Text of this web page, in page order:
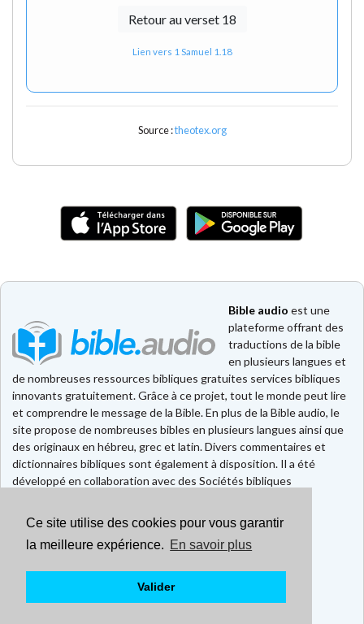
Ce site utilise des cookies pour vous garantir
la meilleure expérience. En savoir plus
Valider
Retour au verset 18
Lien vers 1 Samuel 1.18
Source :theotex.org
Bible audio est une
plateforme offrant des
traductions de la bible
en plusieurs langues et
de nombreuses ressources bibliques gratuites services bibliques
innovants gratuitement. Grâce à ce projet, tout le monde peut lire
et comprendre le message de la Bible. En plus de la Bible audio, le
site propose de nombreuses bibles en plusieurs langues ainsi que
des originaux en hébreu, grec et latin. Divers commentaires et
dictionnaires bibliques sont également à disposition. Il a été
développé en collaboration avec des Sociétés bibliques
Faire un don
Contact